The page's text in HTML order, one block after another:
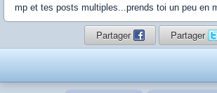
mp et tes posts multiples...prends toi un peu en
Partager Partager